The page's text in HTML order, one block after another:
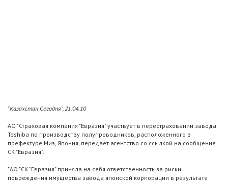
"Казахстан Сегодня", 21.04.10
АО "Страховая компания "Евразия" участвует в перестраховании завода
Toshiba по производству полупроводников, расположенного в
префектуре Миэ, Япония, передает агентство со ссылкой на сообщение
СК "Евразия".
"АО "СК "Евразия" приняла на себя ответственность за риски
повреждения имущества завода японской корпорации в результате